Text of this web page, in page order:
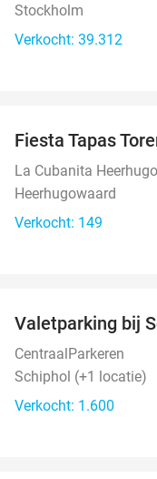
Stockholm
Verkocht: 39.312
Fiesta Tapas
La Cubanita
Heerhugowaard
Verkocht: 149
Valetparking bij
CentraalParkeren
Schiphol (+1 locatie)
Verkocht: 1.600